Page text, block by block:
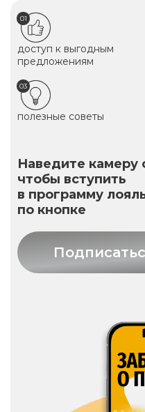
01
доступ к выгодным
предложениям
03
полезные советы
Наведите камеру
чтобы вступить
в программу
по кнопке